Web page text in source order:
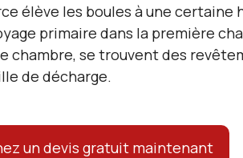
élève les boules à une
primaire dans la première
chambre, se trouvent des
de décharge.
un devis gratuit maintenant